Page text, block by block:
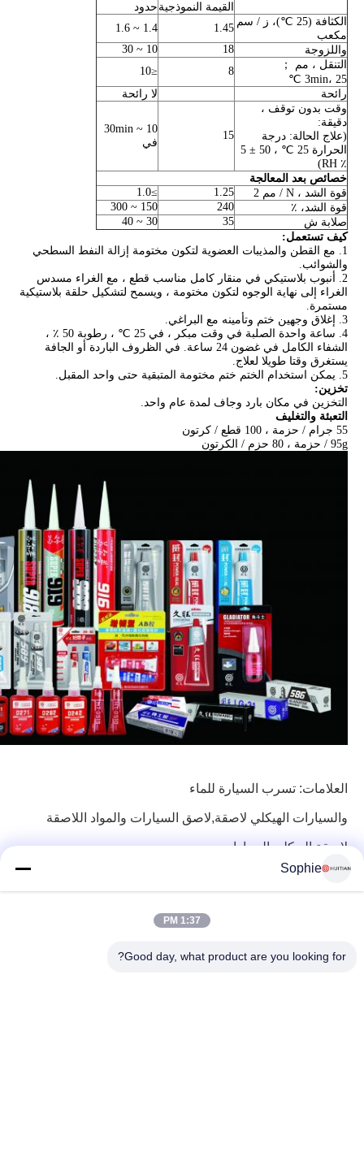
القيمة النموذجية حدود
الكثافة (25 ℃)، ز / سم
مكعب
1.45
1.4 ~ 1.6
واللزوجة
18
10 ~ 30
التنقل ، مم ；
3min، 25 ℃
8
≤10
رائحة
لا رائحة
وقت بدون توقف ،
دقيقة:
(علاج الحالة: درجة
الحرارة 25 ℃ ، 50 ± 5
٪ RH)
15
10 ~ 30min
في
خصائص بعد المعالجة
قوة الشد ، N / مم 2
1.25
≥1.0
قوة الشد، ٪
240
150 ~ 300
صلابة ش
35
30 ~ 40
كيف تستعمل:
1. مع القطن والمذيبات العضوية لتكون مختومة إزالة النفط السطحي
والشوائب.
2. أنبوب بلاستيكي في منقار كامل مناسب قطع ، مع الغراء مسدس
الغراء إلى نهاية الوجوه لتكون مختومة ، ويسمح لتشكيل حلقة بلاستيكية
مستمرة.
3. إغلاق وجهين ختم وتأمينه مع البراغي.
4. ساعة واحدة الصلبة في وقت مبكر ، في 25 ℃ ، رطوبة 50 ٪ ،
الشفاء الكامل في غضون 24 ساعة. في الظروف الباردة أو الجافة
يستغرق وقتا طويلا لعلاج.
5. يمكن استخدام الختم ختم مختومة المتبقية حتى واحد المقبل.
تخزين:
التخزين في مكان بارد وجاف لمدة عام واحد.
التعبئة والتغليف
55 جرام / حزمة ، 100 قطع / كرتون
95g / حزمة ، 80 حزم / الكرتون
العلامات: تسرب السيارة للماء
والسيارات الهيكلي لاصقة,لاصق السيارات والمواد اللاصقة
لاصقة الهيكلي السيارات
Sophie
1:37 PM
Good day, what product are you looking for?